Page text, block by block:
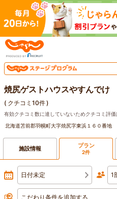
焼尻ゲストハウスやすんでけ
( クチコミ10件)
有効クチコミ数に達していないためクチコミ評価
北海道苫前郡羽幌町大字焼尻字東浜１６０番地
施設情報 プラン
2件
日付未定 1
こだわり条件を追加する